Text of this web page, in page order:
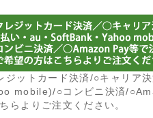
ジットカード決済/○キャリア
mobile)/○コンビニ決済/
らよりご注文ください。